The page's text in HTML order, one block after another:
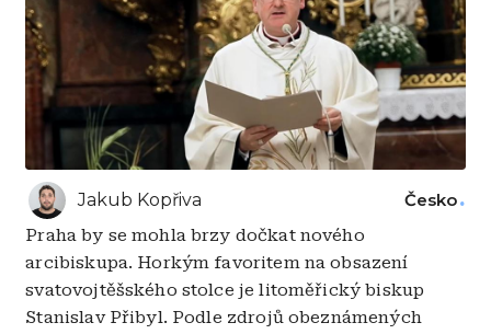
Jakub Kopřiva Česko
Praha by se mohla brzy dočkat nového
arcibiskupa. Horkým favoritem na obsazení
svatovojtěšského stolce je litoměřický biskup
Stanislav Přibyl. Podle zdrojů obeznámených